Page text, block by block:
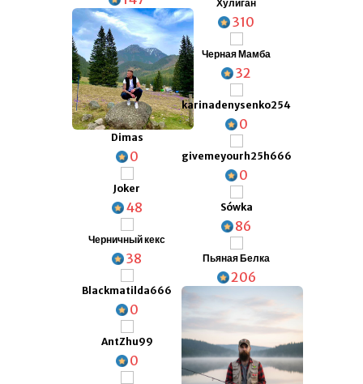
Dimas
0
Joker
48
Черничный кекс
38
Blackmatilda666
0
AntZhu99
0
Хулиган
310
Черная Мамба
32
karinadenysenko254
0
givemeyourh25h666
0
Sówka
86
Пьяная Белка
206